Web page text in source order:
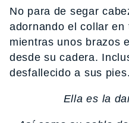
No para de segar
adornando el collar en
mientras unos brazos
desde su cadera.
desfallecido a sus pies.
Ella es la